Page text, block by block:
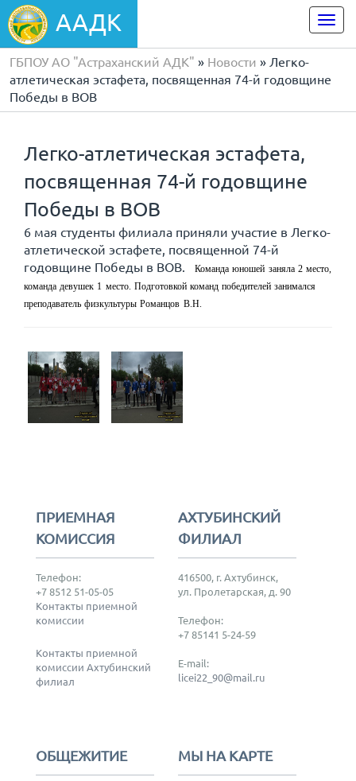
ААДК
ГБПОУ АО "Астраханский АДК" » Новости » Легко-
атлетическая эстафета, посвященная 74-й годовщине
Победы в ВОВ
Легко-атлетическая эстафета,
посвященная 74-й годовщине
Победы в ВОВ
6 мая студенты филиала приняли участие в Легко-
атлетической эстафете, посвященной 74-й
годовщине Победы в ВОВ.
Команда юношей заняла 2 место,
команда девушек 1 место. Подготовкой команд победителей занимался
преподаватель физкультуры Романцов В.Н.
ПРИЕМНАЯ
КОМИССИЯ
Телефон:
+7 8512 51-05-05
Контакты приемной
комиссии
Контакты приемной
комиссии Ахтубинский
филиал
АХТУБИНСКИЙ
ФИЛИАЛ
416500, г. Ахтубинск,
ул. Пролетарская, д. 90
Телефон:
+7 85141 5-24-59
E-mail:
licei22_90@mail.ru
ОБЩЕЖИТИЕ МЫ НА КАРТЕ